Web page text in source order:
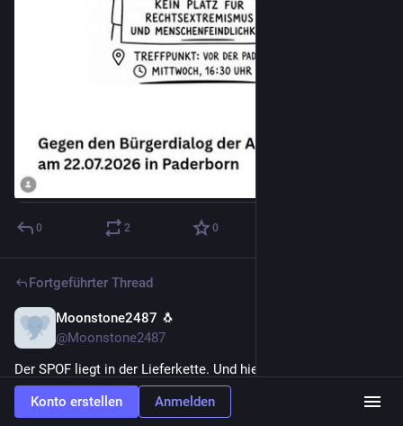
0 2 0
Fortgeführter Thread
Moonstone2487 🐧
@Moonstone2487
Der SPOF liegt in der Lieferkette. Und hier sei mal kurz von
geopolitischem Stress abgesehen. Es kann ja auch einfach
mal was schief gehen beim Anbieter.
Konto erstellen Anmelden